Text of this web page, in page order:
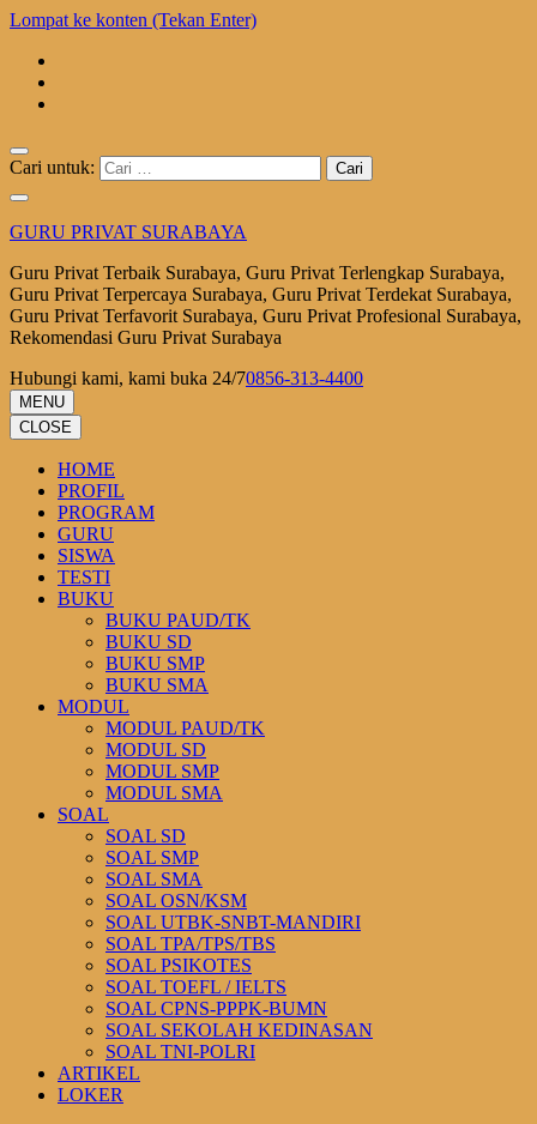
Lompat ke konten (Tekan Enter)
Cari untuk:
GURU PRIVAT SURABAYA
Guru Privat Terbaik Surabaya, Guru Privat Terlengkap Surabaya,
Guru Privat Terpercaya Surabaya, Guru Privat Terdekat Surabaya,
Guru Privat Terfavorit Surabaya, Guru Privat Profesional Surabaya,
Rekomendasi Guru Privat Surabaya
Hubungi kami, kami buka 24/70856-313-4400
MENU
CLOSE
HOME
PROFIL
PROGRAM
GURU
SISWA
TESTI
BUKU
BUKU PAUD/TK
BUKU SD
BUKU SMP
BUKU SMA
MODUL
MODUL PAUD/TK
MODUL SD
MODUL SMP
MODUL SMA
SOAL
SOAL SD
SOAL SMP
SOAL SMA
SOAL OSN/KSM
SOAL UTBK-SNBT-MANDIRI
SOAL TPA/TPS/TBS
SOAL PSIKOTES
SOAL TOEFL / IELTS
SOAL CPNS-PPPK-BUMN
SOAL SEKOLAH KEDINASAN
SOAL TNI-POLRI
ARTIKEL
LOKER